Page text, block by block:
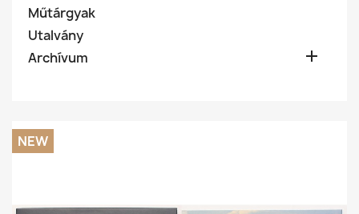
Műtárgyak
Utalvány
Archívum

NEW